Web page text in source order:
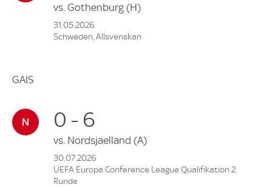
vs. Gothenburg (H)
31.05.2026
Schweden, Allsvenskan
GAIS
0 - 6
vs. Nordsjaelland (A)
30.07.2026
UEFA Europa Conference League Qualifikation 2.
Runde